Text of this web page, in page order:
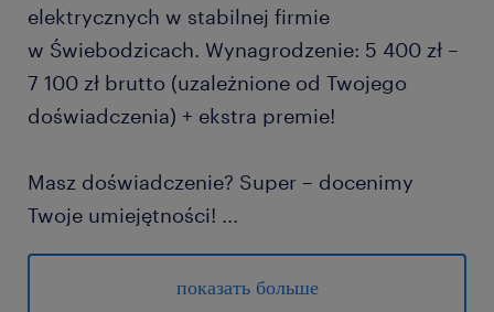
elektrycznych w stabilnej firmie
w Świebodzicach. Wynagrodzenie: 5 400 zł –
7 100 zł brutto (uzależnione od Twojego
doświadczenia) + ekstra premie!
Masz doświadczenie? Super – docenimy
Twoje umiejętności! ...
Dopiero skończyłeś / skończyłaś szkołę
techniczną? Nie szkodzi – nauczymy Cię
показать больше